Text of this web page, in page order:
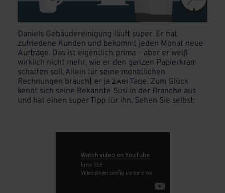
Daniels Gebäudereinigung läuft super. Er hat
zufriedene Kunden und bekommt jeden Monat neue
Aufträge. Das ist eigentlich prima – aber er weiß
wirklich nicht mehr, wie er den ganzen Papierkram
schaffen soll. Allein für seine monatlichen
Rechnungen braucht er ja zwei Tage. Zum Glück
kennt sich seine Bekannte Susi in der Branche aus
und hat einen super Tipp für ihn. Sehen Sie selbst: